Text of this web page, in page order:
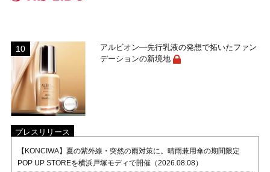
アルビオン―先行乳液の発想で拓いたファン
デーションの新境地
プレスリリース
【KONCIWA】夏の紫外線・突然の雨対策に。晴雨兼用傘の期間限定
POP UP STOREを横浜戸塚モディで開催（2026.08.08）